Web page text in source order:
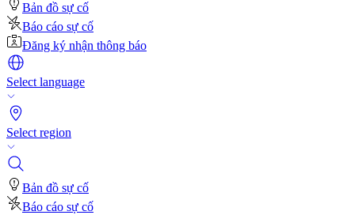
Bản đồ sự cố
Báo cáo sự cố
Đăng ký nhận thông báo
Select language
Select region
Bản đồ sự cố
Báo cáo sự cố